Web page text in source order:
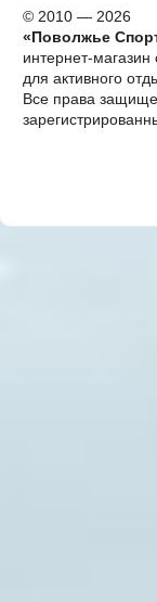
© 2010 — 2026
«Поволжье
интернет-
для активного
Все права